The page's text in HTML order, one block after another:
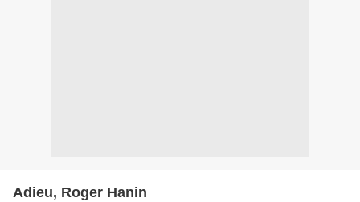
Adieu, Roger Hanin